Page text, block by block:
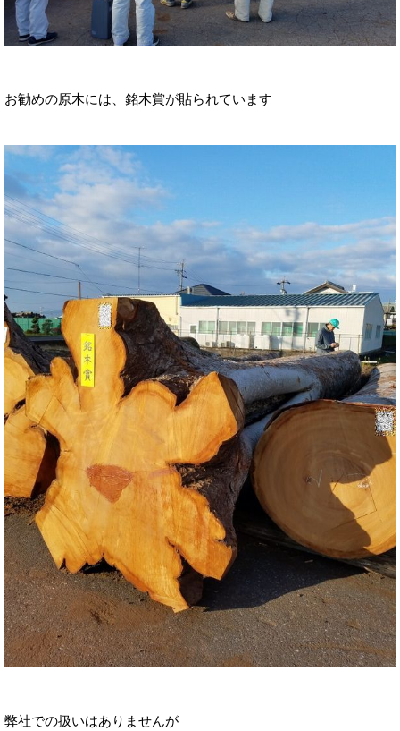
お勧めの原木には、銘木賞が貼られています
弊社での扱いはありませんが